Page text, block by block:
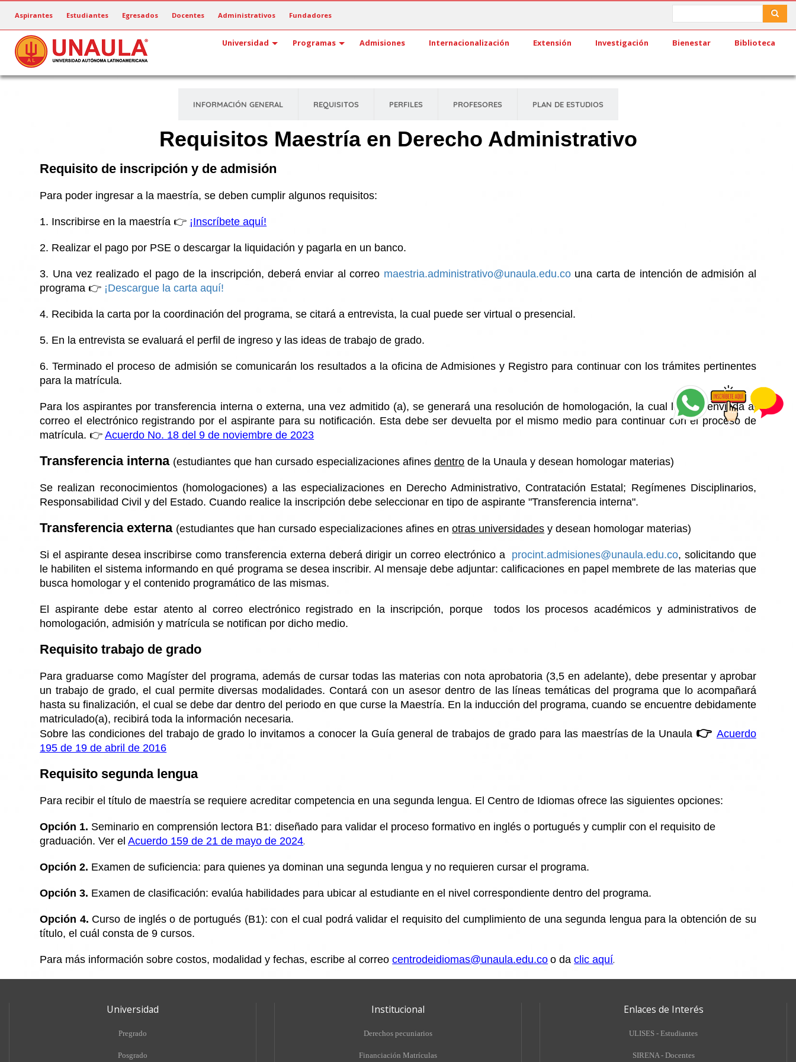
contenido
principal
Aspirantes Estudiantes Egresados Docentes Administrativos Fundadores
Universidad Programas Admisiones Internacionalización Extensión Investigación Bienestar Biblioteca
INFORMACIÓN GENERAL REQUISITOS PERFILES PROFESORES PLAN DE ESTUDIOS
Requisitos Maestría en Derecho Administrativo
Requisito de inscripción y de admisión
Para poder ingresar a la maestría, se deben cumplir algunos requisitos:
1. Inscribirse en la maestría 👉 ¡Inscríbete aquí!
2. Realizar el pago por PSE o descargar la liquidación y pagarla en un banco.
3. Una vez realizado el pago de la inscripción, deberá enviar al correo maestria.administrativo@unaula.edu.couna carta de intención de admisión al
programa 👉 ¡Descargue la carta aquí!
4. Recibida la carta por la coordinación del programa, se citará a entrevista, la cual puede ser virtual o presencial.
5. En la entrevista se evaluará el perfil de ingreso y las ideas de trabajo de grado.
6. Terminado el proceso de admisión se comunicarán los resultados a la oficina de Admisiones y Registro para continuar con los trámites pertinentes
para la matrícula.
Para los aspirantes por transferencia interna o externa, una vez admitido (a), se generará una resolución de homologación, la cual le será enviada al
correo el electrónico registrando por el aspirante para su notificación. Esta debe ser devuelta por el mismo medio para continuar con el proceso de
matrícula. 👉Acuerdo No. 18 del 9 de noviembre de 2023
Transferencia interna (estudiantes que han cursado especializaciones afinesdentro de la Unaula y desean homologar materias)
Se realizan reconocimientos (homologaciones) a las especializaciones en Derecho Administrativo, Contratación Estatal; Regímenes Disciplinarios,
Responsabilidad Civil y del Estado. Cuando realice la inscripción debe seleccionar en tipo de aspirante "Transferencia interna".
Transferencia externa (estudiantes que han cursado especializaciones afines enotras universidades y desean homologar materias)
Si el aspirante desea inscribirse como transferencia externa deberá dirigir un correo electrónico a procint.admisiones@unaula.edu.co, solicitando que
le habiliten el sistema informando en qué programa se desea inscribir. Al mensaje debe adjuntar: calificaciones en papel membrete de las materias que
busca homologar y el contenido programático de las mismas.
El aspirante debe estar atento al correo electrónico registrado en la inscripción, porque todos los procesos académicos y administrativos de
homologación, admisión y matrícula se notifican por dicho medio.
Requisito trabajo de grado
Para graduarse como Magíster del programa, además de cursar todas las materias con nota aprobatoria (3,5 en adelante), debe presentar y aprobar
un trabajo de grado, el cual permite diversas modalidades. Contará con un asesor dentro de las líneas temáticas del programa que lo acompañará
hasta su finalización, el cual se debe dar dentro del periodo en que curse la Maestría. En la inducción del programa, cuando se encuentre debidamente
matriculado(a), recibirá toda la información necesaria.
Sobre las condiciones del trabajo de grado lo invitamos a conocer la Guía general de trabajos de grado para las maestrías de la Unaula 👉 Acuerdo
195 de 19 de abril de 2016
Requisito segunda lengua
Para recibir el título de maestría se requiere acreditar competencia en una segunda lengua. El Centro de Idiomas ofrece las siguientes opciones:
Opción 1. Seminario en comprensión lectora B1: diseñado para validar el proceso formativo en inglés o portugués y cumplir con el requisito de
graduación. Ver elAcuerdo 159 de 21 de mayo de 2024.
Opción 2. Examen de suficiencia: para quienes ya dominan una segunda lengua y no requieren cursar el programa.
Opción 3. Examen de clasificación: evalúa habilidades para ubicar al estudiante en el nivel correspondiente dentro del programa.
Opción 4. Curso de inglés o de portugués (B1): con el cual podrá validar el requisito del cumplimiento de una segunda lengua para la obtención de su
título, el cuál consta de 9 cursos.
Para más información sobre costos, modalidad y fechas, escribe al correocentrodeidiomas@unaula.edu.co o daclic aquí.
Universidad
Pregrado
Posgrado
Institucional
Derechos pecuniarios
Financiación Matrículas
Enlaces de Interés
ULISES - Estudiantes
SIRENA - Docentes